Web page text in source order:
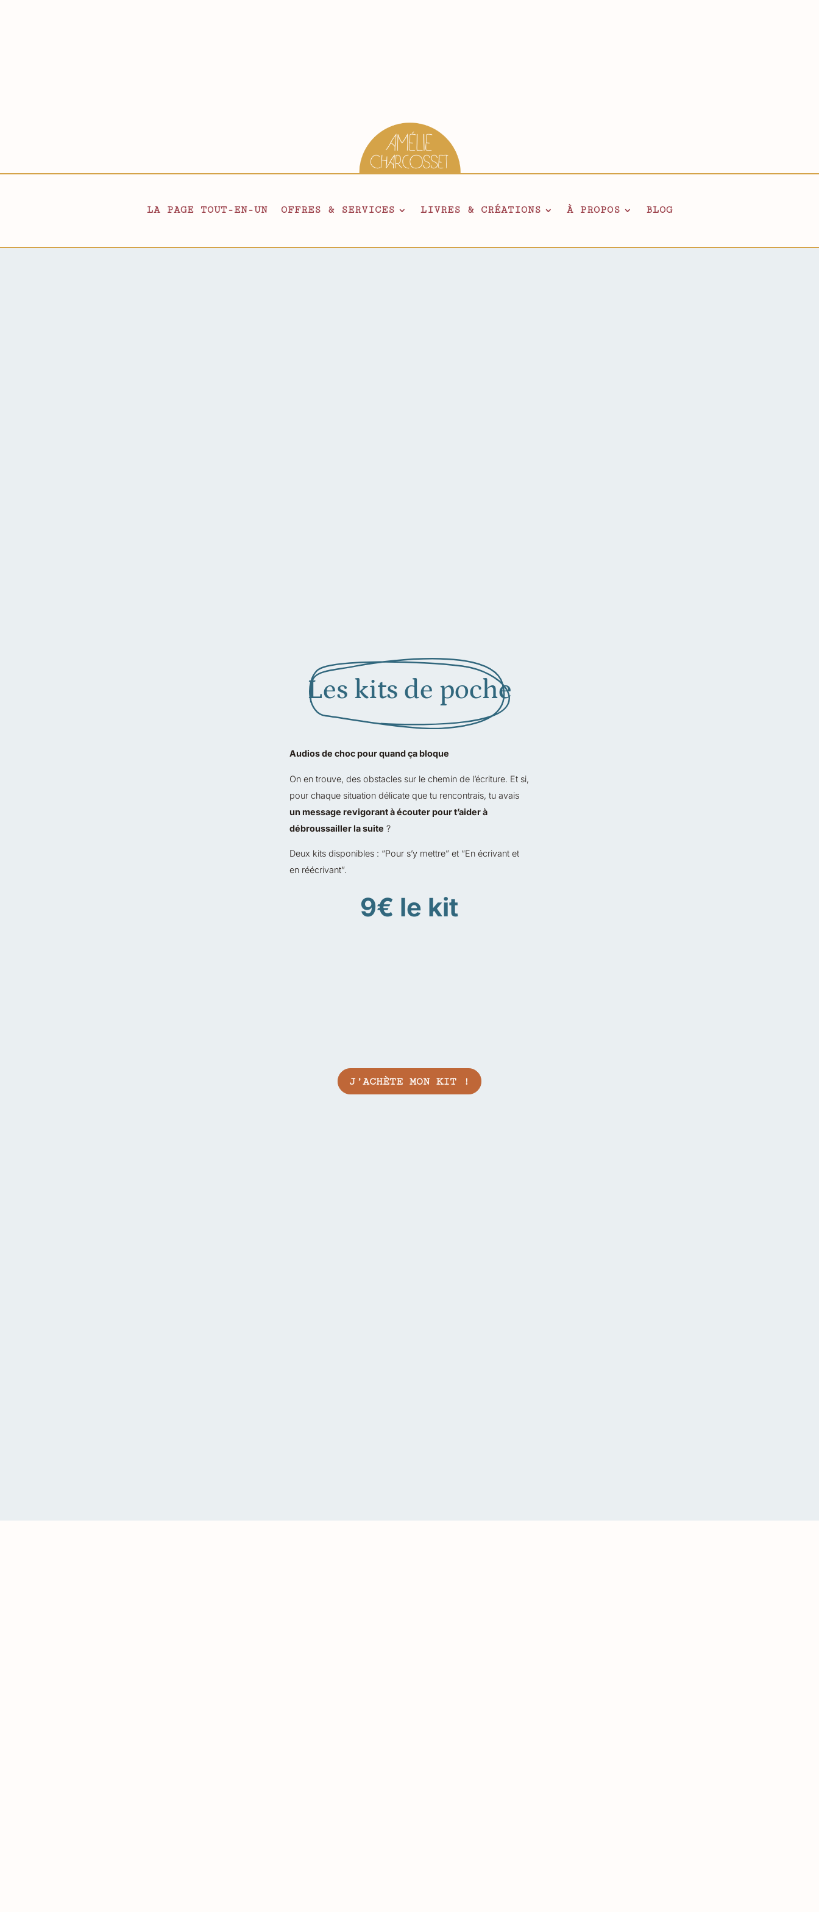
LA PAGE TOUT-EN-UN OFFRES & SERVICES LIVRES & CRÉATIONS À PROPOS BLOG
Les kits de poche
Audios de choc pour quand ça bloque
On en trouve, des obstacles sur le chemin de l’écriture. Et si,
pour chaque situation délicate que tu rencontrais, tu avais
un message revigorant à écouter pour t’aider à
débroussailler la suite ?
Deux kits disponibles : “Pour s’y mettre” et “En écrivant et
en réécrivant”.
9€ le kit
J’ACHÈTE MON KIT !